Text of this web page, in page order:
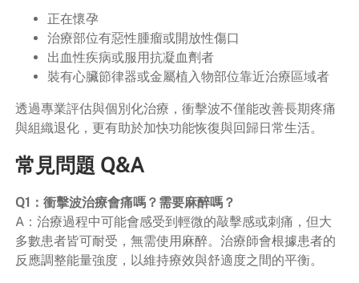
正在懷孕
治療部位有惡性腫瘤或開放性傷口
出血性疾病或服用抗凝血劑者
裝有心臟節律器或金屬植入物部位靠近治療區域者
透過專業評估與個別化治療，衝擊波不僅能改善長期疼痛
與組織退化，更有助於加快功能恢復與回歸日常生活。
常見問題 Q&A
Q1：衝擊波治療會痛嗎？需要麻醉嗎？
A：治療過程中可能會感受到輕微的敲擊感或刺痛，但大
多數患者皆可耐受，無需使用麻醉。治療師會根據患者的
反應調整能量強度，以維持療效與舒適度之間的平衡。